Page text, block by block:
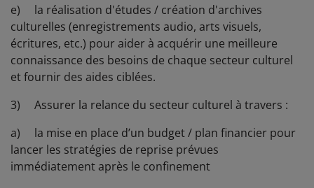
e) la réalisation d'études / création d'archives
culturelles (enregistrements audio, arts visuels,
écritures, etc.) pour aider à acquérir une meilleure
connaissance des besoins de chaque secteur culturel
et fournir des aides ciblées.
3) Assurer la relance du secteur culturel à travers :
a) la mise en place d’un budget / plan financier pour
lancer les stratégies de reprise prévues
immédiatement après le confinement